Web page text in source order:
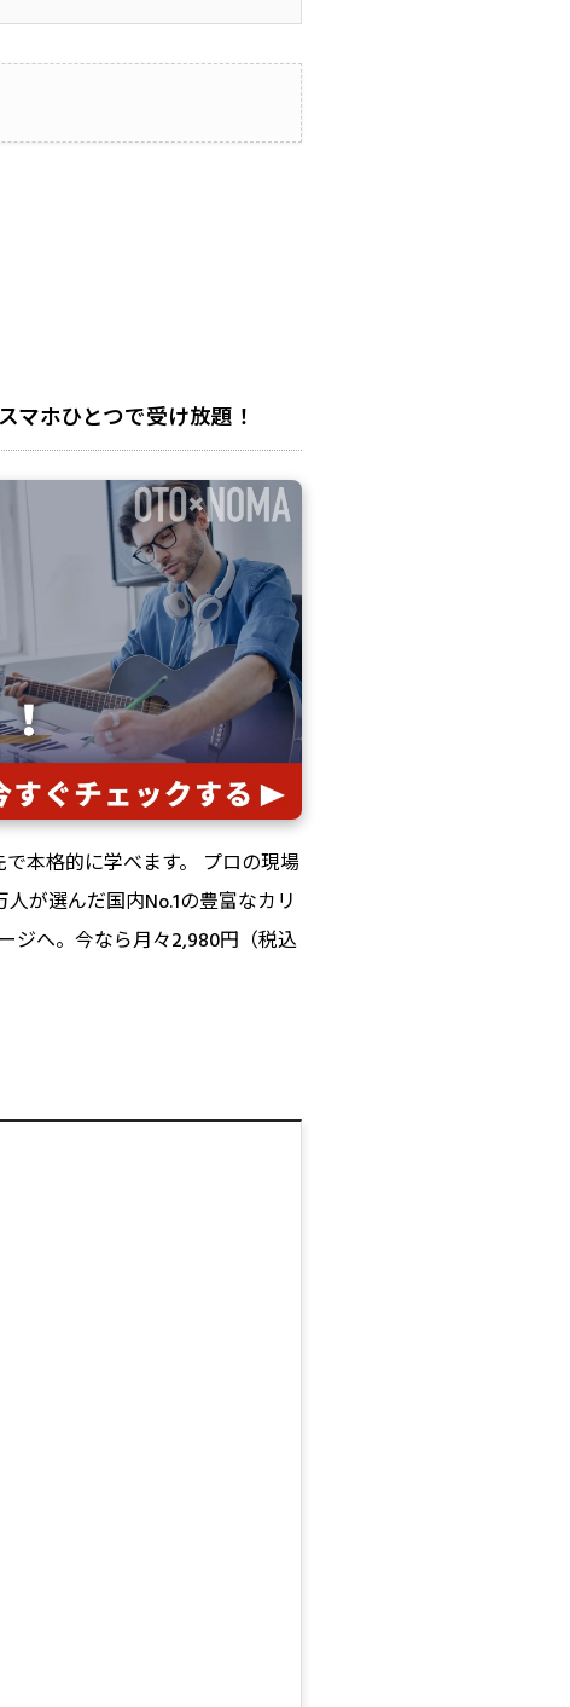
マホひとつで受け放題！
本格的に学べます。 プロの現場
が選んだ国内No.1の豊富なカリ
ジへ。今なら月々2,980円（税込